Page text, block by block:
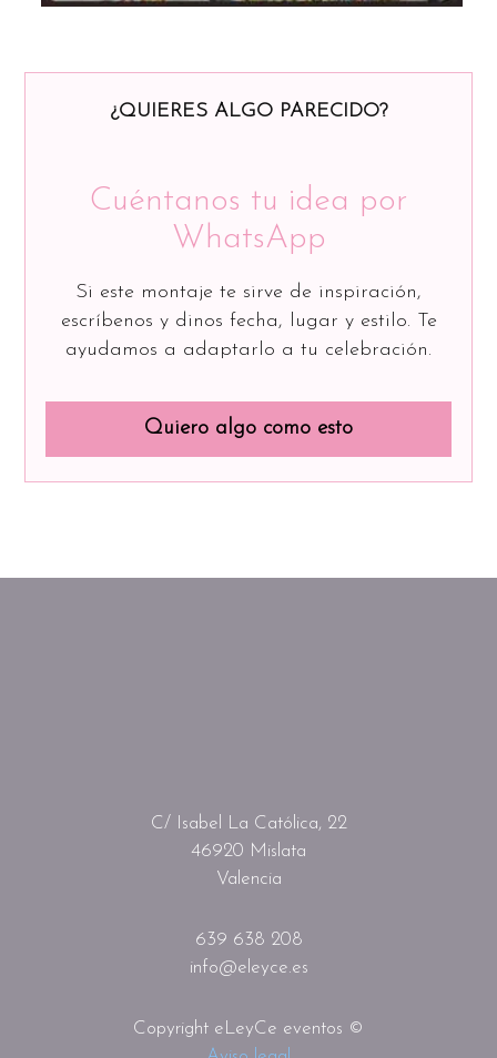
¿QUIERES ALGO PARECIDO?
Cuéntanos tu idea por
WhatsApp
Si este montaje te sirve de inspiración,
escríbenos y dinos fecha, lugar y estilo. Te
ayudamos a adaptarlo a tu celebración.
Quiero algo como esto
C/ Isabel La Católica, 22
46920 Mislata
Valencia
639 638 208
info@eleyce.es
Copyright eLeyCe eventos ©